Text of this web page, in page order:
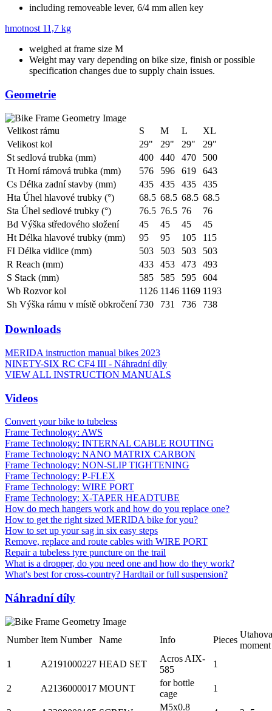
including removeable lever, 6/4 mm allen key
hmotnost 11,7 kg
weighed at frame size M
Weight may vary depending on bike size, finish or possible
specification changes due to supply chain issues.
Geometrie
Velikost rámu S M L
XL
Velikost kol
29" 29" 29"
29"
St sedlová trubka (mm)
400 440 470
500
Tt Horní rámová trubka (mm)
576 596 619
643
Cs Délka zadní stavby (mm)
435 435 435
435
Hta Úhel hlavové trubky (°)
68.5 68.5 68.5 68.5
Sta Úhel sedlové trubky (°)
76.5 76.5 76
76
Bd Výška středového složení
45 45 45
45
Ht Délka hlavové trubky (mm)
95 95 105
115
FI Délka vidlice (mm)
503 503 503
503
R Reach (mm)
433 453 473
493
S Stack (mm)
585 585 595
604
Wb Rozvor kol
1126 1146 1169 1193
Sh Výška rámu v místě obkročení 730 731 736 738
Downloads
MERIDA instruction manual bikes 2023
NINETY-SIX RC CF4 III - Náhradní díly
VIEW ALL INSTRUCTION MANUALS
Videos
Convert your bike to tubeless
Frame Technology: AWS
Frame Technology: INTERNAL CABLE ROUTING
Frame Technology: NANO MATRIX CARBON
Frame Technology: NON-SLIP TIGHTENING
Frame Technology: P-FLEX
Frame Technology: WIRE PORT
Frame Technology: X-TAPER HEADTUBE
How do mech hangers work and how do you replace one?
How to get the right sized MERIDA bike for you?
How to set up your sag in six easy steps
Remove, replace and route cables with WIRE PORT
Repair a tubeless tyre puncture on the trail
What is a dropper, do you need one and how do they work?
What's best for cross-country? Hardtail or full suspension?
Náhradní díly
Number Item Number Name Info Pieces
moment
1
A2191000227 HEAD SET
Acros AIX-
585
1
2 A2136000017 MOUNT
for bottle
cage
1
M5x0.8